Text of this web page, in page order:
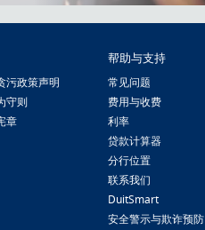
污政策声明
守则
章
帮助与支持
常见问题
费用与收费
利率
贷款计算器
分行位置
联系我们
DuitSmart
安全警示与欺诈预防